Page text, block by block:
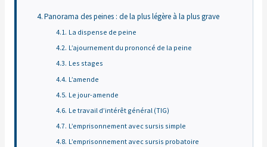
Panorama des peines : de la plus légère à la plus grave
La dispense de peine
L’ajournement du prononcé de la peine
Les stages
L’amende
Le jour-amende
Le travail d’intérêt général (TIG)
L’emprisonnement avec sursis simple
L’emprisonnement avec sursis probatoire